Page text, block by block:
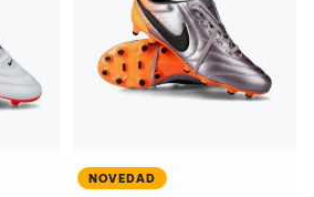
NOVEDAD